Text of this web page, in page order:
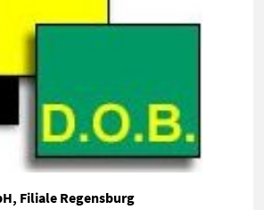
Filiale Regensburg